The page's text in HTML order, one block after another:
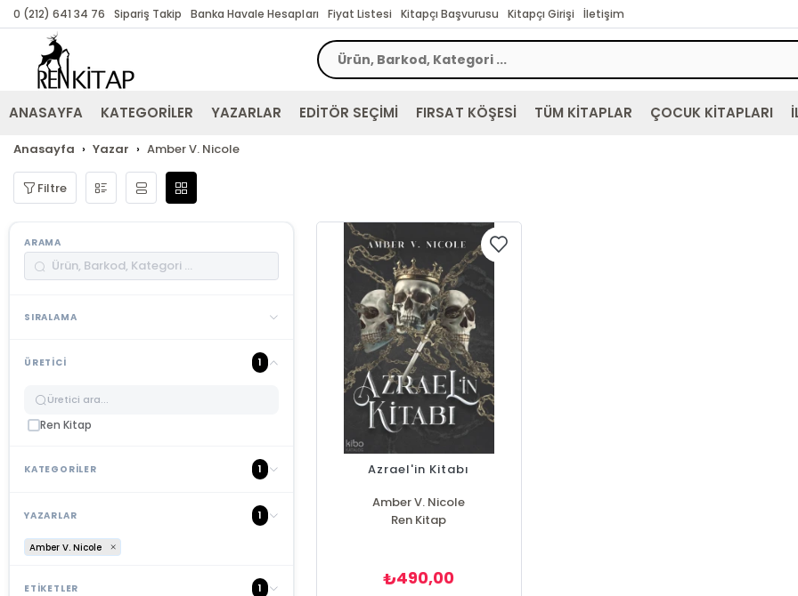
0 (212) 641 34 76 Sipariş Takip Banka Havale Hesapları Fiyat Listesi Kitapçı Başvurusu Kitapçı Girişi İletişim
ANASAYFA KATEGORİLER YAZARLAR EDİTÖR SEÇİMİ FIRSAT KÖŞESİ TÜM KİTAPLAR ÇOCUK KİTAPLARI
Anasayfa Yazar Amber V. Nicole
Filtre
ARAMA
SIRALAMA
ÜRETICI 1
Ren Kitap
KATEGORİLER 1
YAZARLAR 1
Amber V. Nicole
ETİKETLER 1
Azrael'in Kitabı
Amber V. Nicole
Ren Kitap
₺490,00